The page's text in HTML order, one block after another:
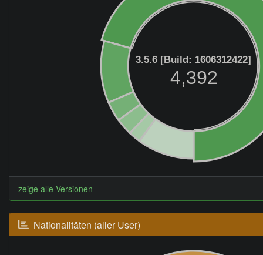
3.5.6 [Build: 1606312422]
4,392
zeige alle Versionen
Nationalitäten (aller User)